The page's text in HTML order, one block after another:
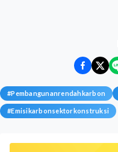
#Pembangunanrendahkarbon
#Emisikarbonsektorkonstruksi